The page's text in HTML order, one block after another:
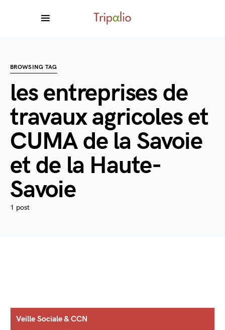
BROWSING TAG
les entreprises de
travaux agricoles et
CUMA de la Savoie
et de la Haute-
Savoie
1 post
Veille Sociale & CCN